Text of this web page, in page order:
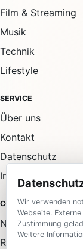
Film & Streaming
Musik
Technik
Lifestyle
SERVICE
Über uns
Kontakt
Datenschutz
Impressum
COMMUNITY
Newsletter
RSS-Feed
Wir verwenden
Webseite.
Zustimmung
Weitere